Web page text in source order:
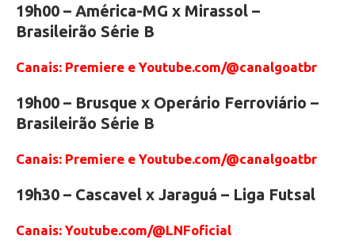
19h00 – América-MG x Mirassol –
Brasileirão Série B
Canais: Premiere e Youtube.com/@canalgoatbr
19h00 – Brusque x Operário Ferroviário –
Brasileirão Série B
Canais: Premiere e Youtube.com/@canalgoatbr
19h30 – Cascavel x Jaraguá – Liga Futsal
Canais: Youtube.com/@LNFoficial